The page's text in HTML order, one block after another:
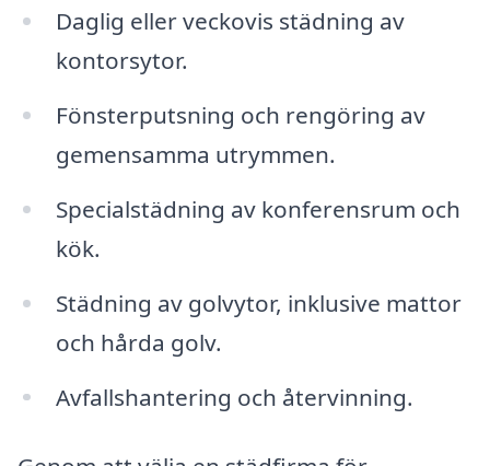
Daglig eller veckovis städning av
kontorsytor.
Fönsterputsning och rengöring av
gemensamma utrymmen.
Specialstädning av konferensrum och
kök.
Städning av golvytor, inklusive mattor
och hårda golv.
Avfallshantering och återvinning.